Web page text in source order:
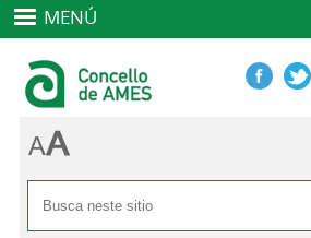
MENÚ
Formulario de busca
Buscar